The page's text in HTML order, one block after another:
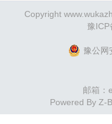
关
先
Copyright
豫
豫公网
邮箱：
Powered By Z-